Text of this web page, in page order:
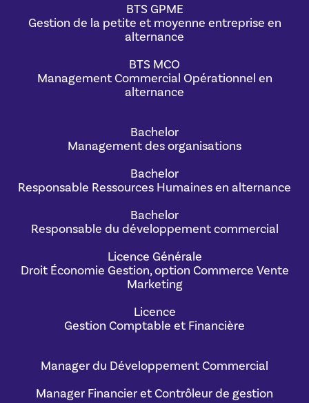
BTS GPME
Gestion de la petite et moyenne entreprise en
alternance
BTS MCO
Management Commercial Opérationnel en
alternance
Bachelor
Management des organisations
Bachelor
Responsable Ressources Humaines en alternance
Bachelor
Responsable du développement commercial
Licence Générale
Droit Économie Gestion, option Commerce Vente
Marketing
Licence
Gestion Comptable et Financière
Manager du Développement Commercial
Manager Financier et Contrôleur de gestion